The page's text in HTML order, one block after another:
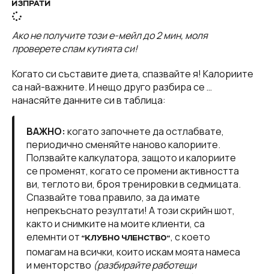
ИЗПРАТИ
Ако не получите този е-мейл до 2 мин, моля
проверете спам кутията си!
Когато си съставите диета, спазвайте я! Калориите
са най-важните. И нещо друго разбира се …
нанасяйте данните си в таблица:
ВАЖНО: когато започнете да остлабвате,
периодично сменяйте наново калориите.
Ползвайте калкулатора, защото и калориите
се променят, когато се промени активността
ви, теглото ви, броя тренировки в седмицата.
Спазвайте това правило, за да имате
непрекъснато резултати! А този скрийн шот,
както и снимките на моите клиенти, са
елемнти от “КЛУБНО ЧЛЕНСТВО“, с което
помагам на всички, които искам моята намеса
и менторство (разбирайте работещи